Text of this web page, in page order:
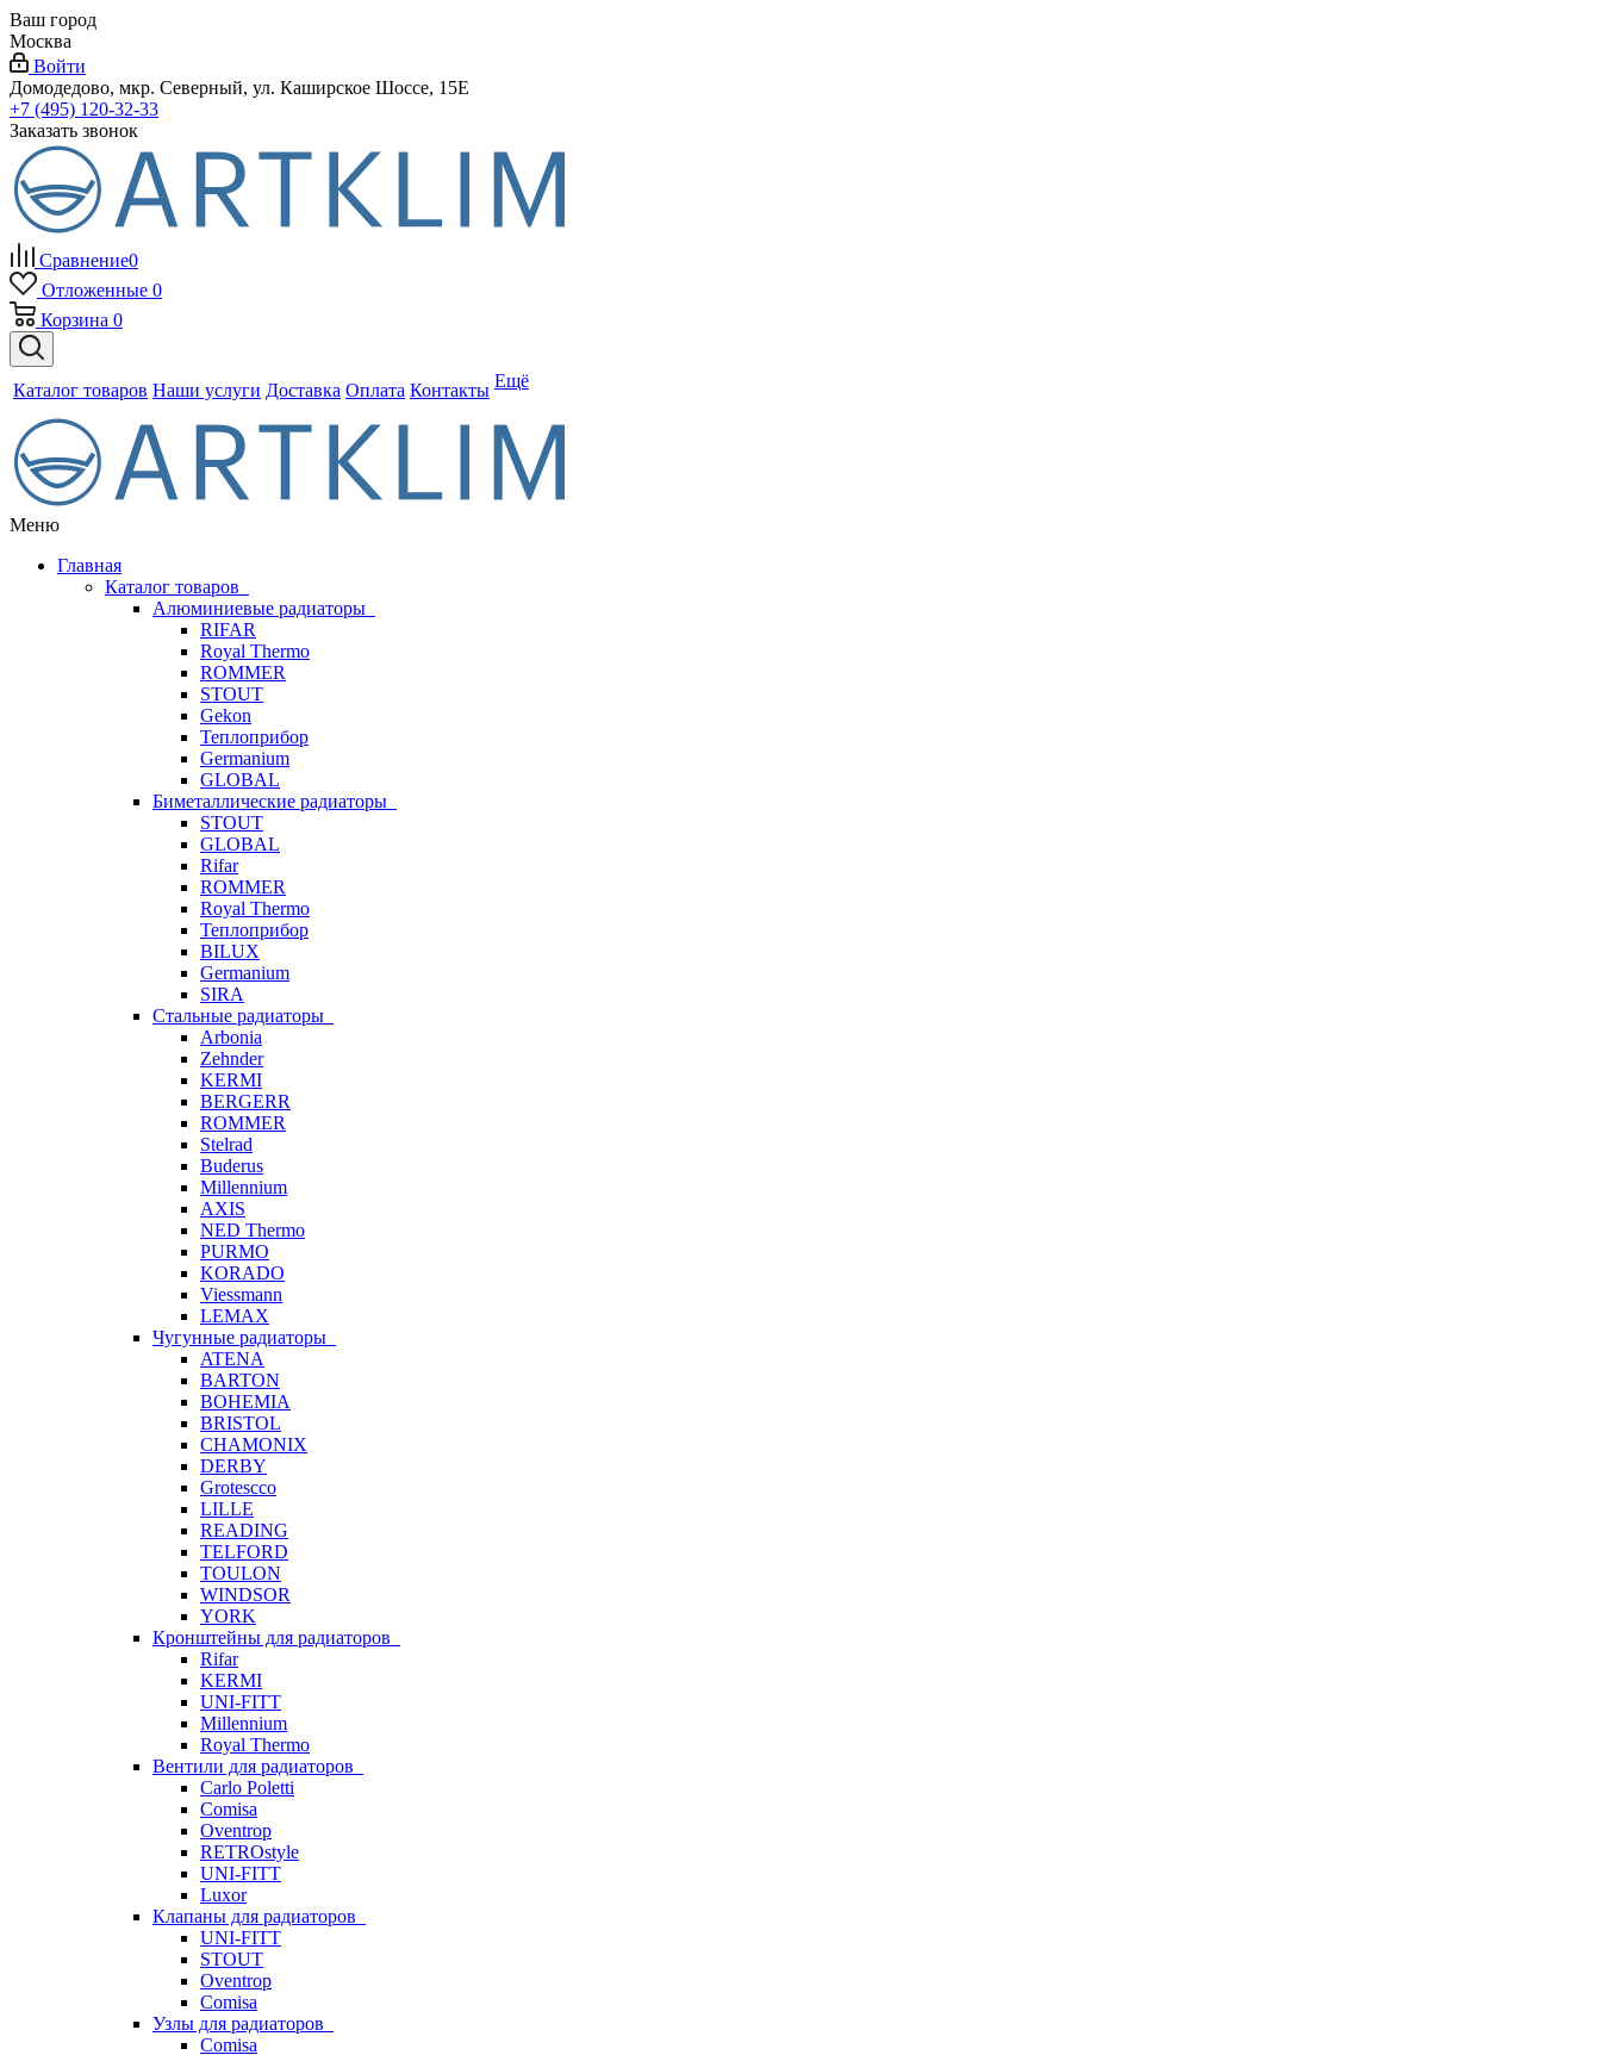
Ваш город
Москва
Войти
Домодедово, мкр. Северный, ул. Каширское Шоссе, 15Е
+7 (495) 120-32-33
Заказать звонок
Сравнение0
Отложенные 0
Корзина 0
Каталог товаров Наши услуги Доставка Оплата Контакты Ещё
Меню
Главная
Каталог товаров
Алюминиевые радиаторы
RIFAR
Royal Thermo
ROMMER
STOUT
Gekon
Теплоприбор
Germanium
GLOBAL
Биметаллические радиаторы
STOUT
GLOBAL
Rifar
ROMMER
Royal Thermo
Теплоприбор
BILUX
Germanium
SIRA
Стальные радиаторы
Arbonia
Zehnder
KERMI
BERGERR
ROMMER
Stelrad
Buderus
Millennium
AXIS
NED Thermo
PURMO
KORADO
Viessmann
LEMAX
Чугунные радиаторы
ATENA
BARTON
BOHEMIA
BRISTOL
CHAMONIX
DERBY
Grotescco
LILLE
READING
TELFORD
TOULON
WINDSOR
YORK
Кронштейны для радиаторов
Rifar
KERMI
UNI-FITT
Millennium
Royal Thermo
Вентили для радиаторов
Carlo Poletti
Comisa
Oventrop
RETROstyle
UNI-FITT
Luxor
Клапаны для радиаторов
UNI-FITT
STOUT
Oventrop
Comisa
Узлы для радиаторов
Comisa